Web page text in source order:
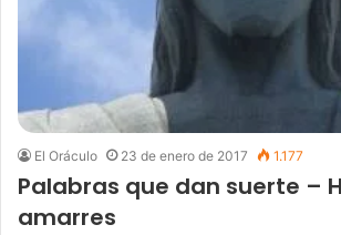
El Oráculo 23 de enero de 2017 1.177
Palabras que dan suerte –
amarres